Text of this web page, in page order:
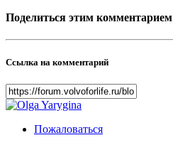
Поделиться этим комментарием
Ссылка на комментарий
Пожаловаться